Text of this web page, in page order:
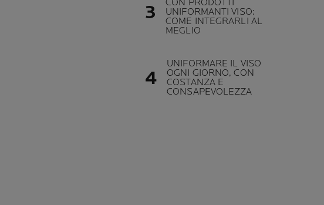
CON PRODOTTI
UNIFORMANTI VISO:
COME INTEGRARLI AL
MEGLIO
UNIFORMARE IL VISO
OGNI GIORNO, CON
COSTANZA E
CONSAPEVOLEZZA